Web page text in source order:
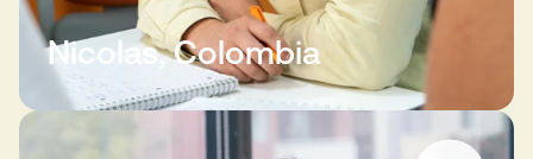
Nicolas, Colombia